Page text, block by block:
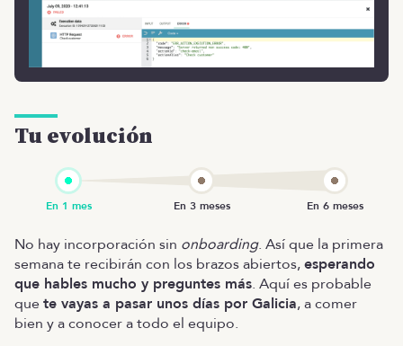
Tu evolución
No hay incorporación sin onboarding. Así que la primera
semana te recibirán con los brazos abiertos,esperando
que hables mucho y preguntes más. Aquí es probable
quete vayas a pasar unos días por Galicia, a comer
bien y a conocer a todo el equipo.